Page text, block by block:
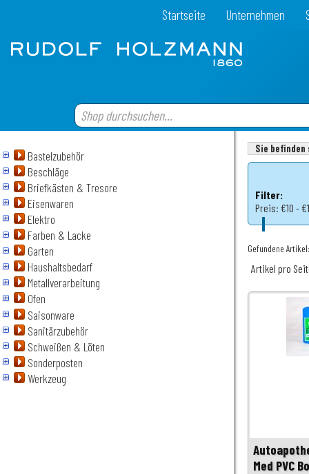
Startseite Unternehmen
Bastelzubehör
Beschläge
Briefkästen & Tresore
Eisenwaren
Elektro
Farben & Lacke
Garten
Haushaltsbedarf
Metallverarbeitung
Ofen
Saisonware
Sanitärzubehör
Schweißen & Löten
Sonderposten
Werkzeug
Sie
Filter:
Preis: €10 -
Gefundene
Artikel pro
Med PVC